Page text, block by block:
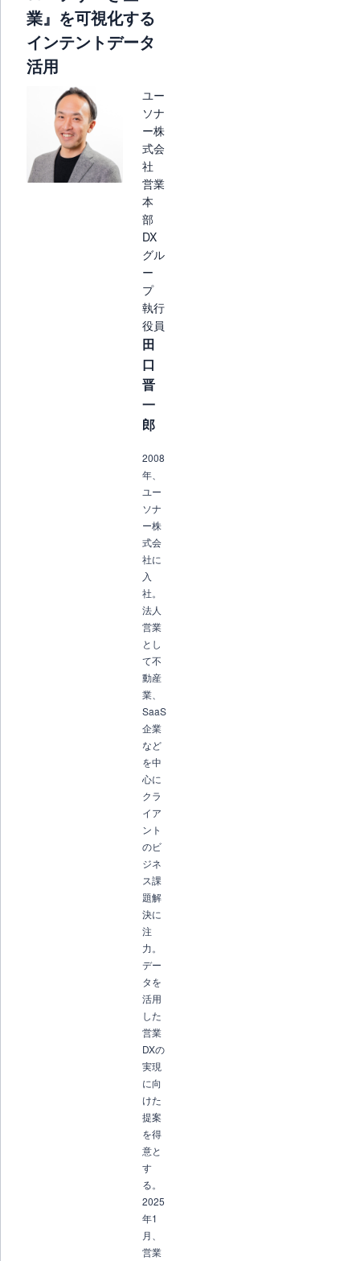
業』を可視化する
インテントデータ
活用
ユー
ソナ
ー株
式会
社
営業
本
部
DX
グル
ー
プ
執行
役員
田
口
晋
一
郎
2008
年、
ユー
ソナ
ー株
式会
社に
入
社。
法人
営業
とし
て不
動産
業、
SaaS
企業
など
を中
心に
クラ
イア
ント
のビ
ジネ
ス課
題解
決に
注
力。
デー
タを
活用
した
営業
DXの
実現
に向
けた
提案
を得
意と
す
る。
2025
年1
月、
営業